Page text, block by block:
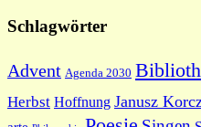
Schlagwörter
Advent Agenda 2030
Herbst Hoffnung Janusz